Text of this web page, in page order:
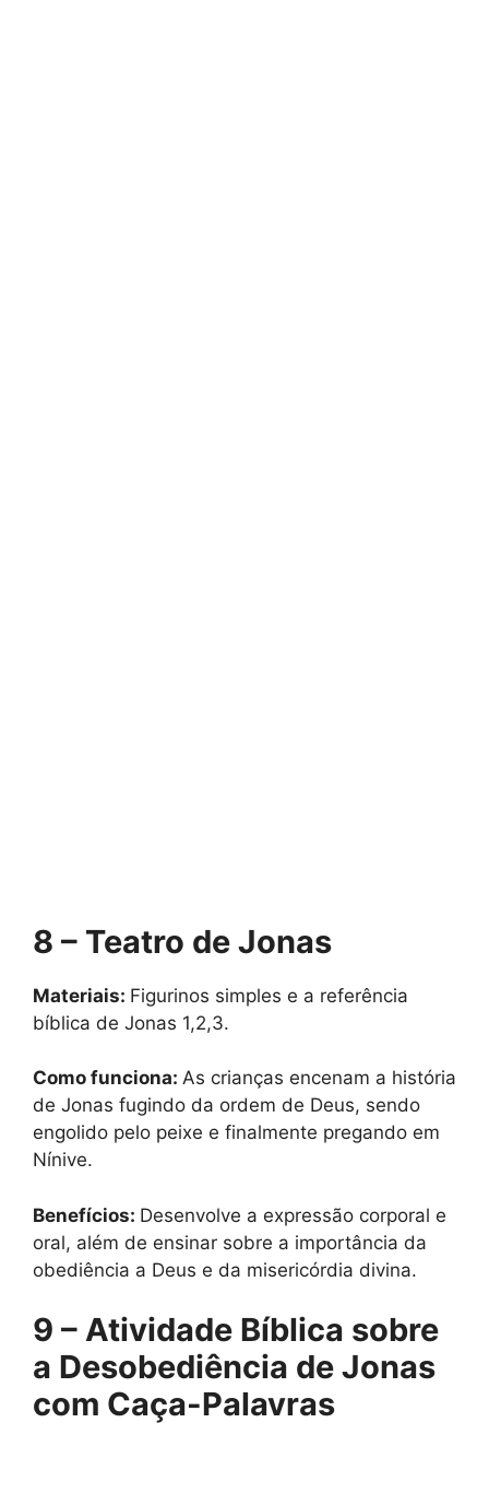
8 – Teatro de Jonas
Materiais: Figurinos simples e a referência
bíblica de Jonas 1,2,3.
Como funciona: As crianças encenam a história
de Jonas fugindo da ordem de Deus, sendo
engolido pelo peixe e finalmente pregando em
Nínive.
Benefícios: Desenvolve a expressão corporal e
oral, além de ensinar sobre a importância da
obediência a Deus e da misericórdia divina.
9 – Atividade Bíblica sobre
a Desobediência de Jonas
com Caça-Palavras